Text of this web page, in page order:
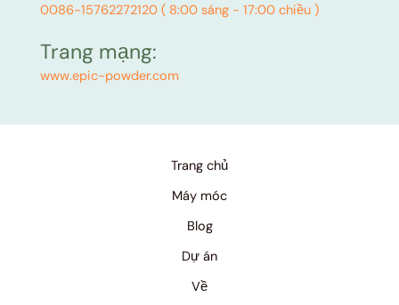
0086-15762272120 ( 8:00 sáng - 17:00 chiều )
Trang mạng:
www.epic-powder.com
Trang chủ
Máy móc
Blog
Dự án
Về